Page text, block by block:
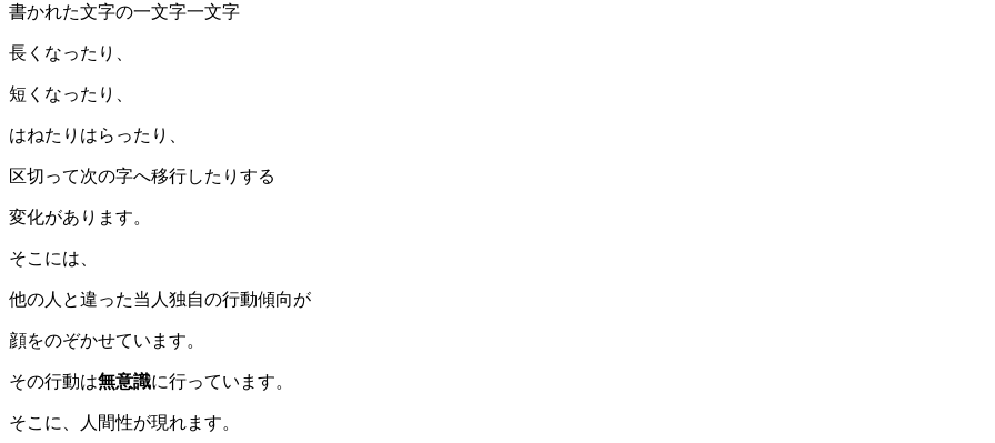
書かれた文字の一文字一文字
長くなったり、
短くなったり、
はねたりはらったり、
区切って次の字へ移行したりする
変化があります。
そこには、
他の人と違った当人独自の行動傾向が
顔をのぞかせています。
その行動は無意識に行っています。
そこに、人間性が現れます。